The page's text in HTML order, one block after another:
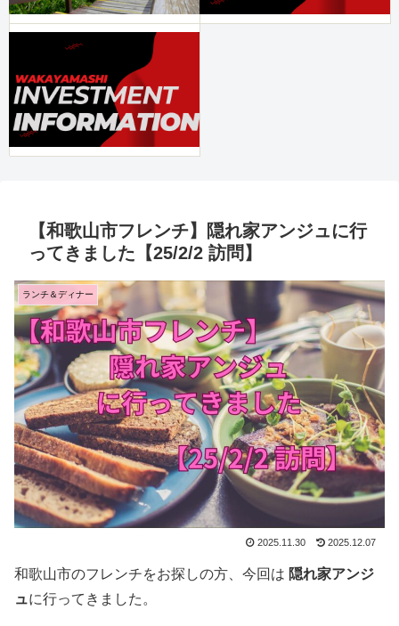
【和歌山市フレンチ】隠れ家アンジュに行
ってきました【25/2/2 訪問】
ランチ＆ディナー
2025.11.30 2025.12.07
和歌山市のフレンチをお探しの方、今回は 隠れ家アンジ
ュに行ってきました。